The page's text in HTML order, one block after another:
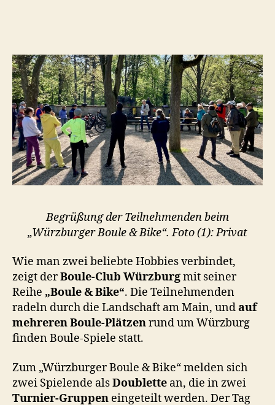
Begrüßung der Teilnehmenden beim
„Würzburger Boule & Bike“. Foto (1): Privat
Wie man zwei beliebte Hobbies verbindet,
zeigt derBoule-Club Würzburgmit seiner
Reihe „Boule & Bike“. Die Teilnehmenden
radeln durch die Landschaft am Main, undauf
mehreren Boule-Plätzenrund um Würzburg
finden Boule-Spiele statt.
Zum „Würzburger Boule & Bike“ melden sich
zwei Spielende alsDoublette an, die in zwei
Turnier-Gruppen eingeteilt werden. Der Tag